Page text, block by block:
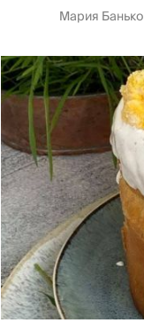
Мария Банько